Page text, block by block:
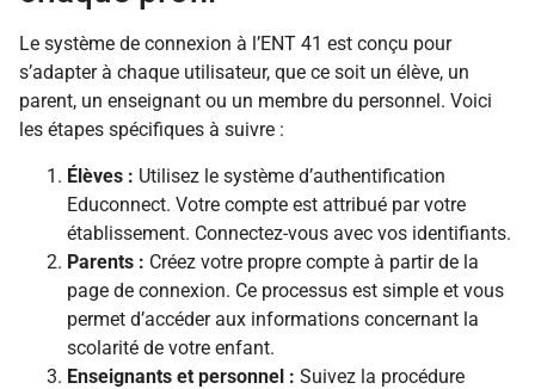
Le système de connexion à l’ENT 41 est conçu pour
s’adapter à chaque utilisateur, que ce soit un élève, un
parent, un enseignant ou un membre du personnel. Voici
les étapes spécifiques à suivre :
Élèves : Utilisez le système d’authentification
Educonnect. Votre compte est attribué par votre
établissement. Connectez-vous avec vos identifiants.
Parents : Créez votre propre compte à partir de la
page de connexion. Ce processus est simple et vous
permet d’accéder aux informations concernant la
scolarité de votre enfant.
Enseignants et personnel : Suivez la procédure